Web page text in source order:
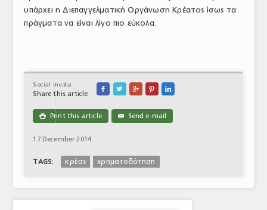
υπάρχει η Διεπαγγελματική Οργάνωση Κρέατος ίσως τα
πράγματα να είναι λίγο πιο εύκολα.
Social media
Share this article
    
 Print this article ✉ Send e-mail
17 December 2014
TAGS: κρέας χρηματοδότηση